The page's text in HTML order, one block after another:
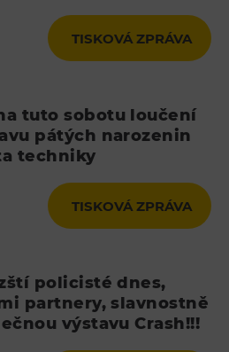
TISKOVÁ ZPRÁVA
tuto sobotu loučení
pátých narozenin
techniky
TISKOVÁ ZPRÁVA
policisté dnes,
partnery, slavnostně
výstavu Crash!!!